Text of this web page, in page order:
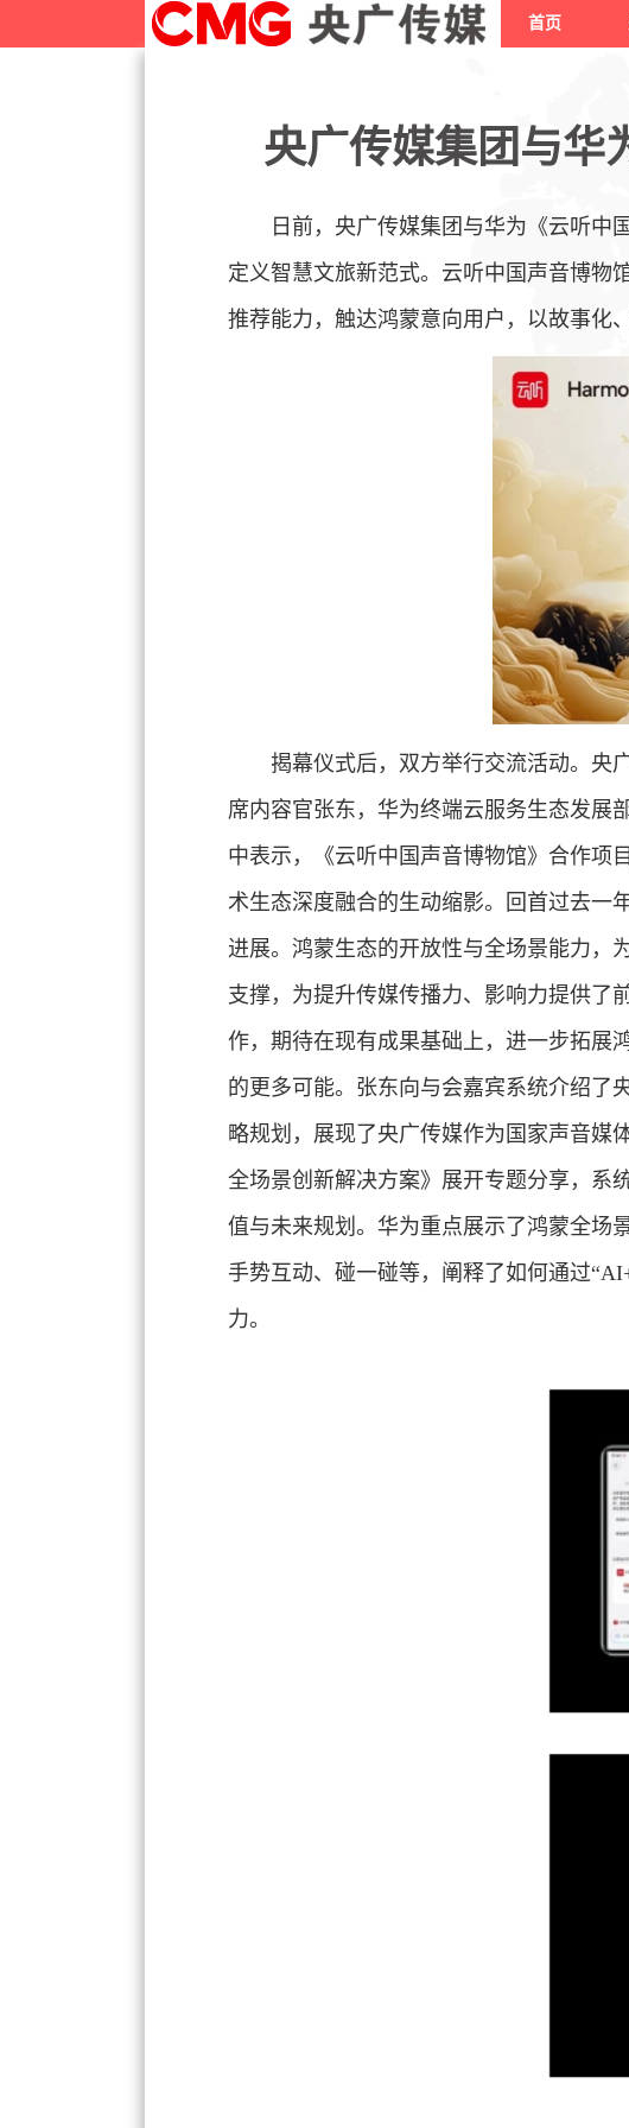
首页
央广传媒集团与华
日前，央广传媒集团与华为《云听中
定义智慧文旅新范式。云听中国声音博物
推荐能力，触达鸿蒙意向用户，以故事化
揭幕仪式后，双方举行交流活动。央
席内容官张东，华为终端云服务生态发展
中表示，《云听中国声音博物馆》合作项
术生态深度融合的生动缩影。回首过去一
进展。鸿蒙生态的开放性与全场景能力，
支撑，为提升传媒传播力、影响力提供了
作，期待在现有成果基础上，进一步拓展
的更多可能。张东向与会嘉宾系统介绍了
略规划，展现了央广传媒作为国家声音媒
全场景创新解决方案》展开专题分享，系
值与未来规划。华为重点展示了鸿蒙全
手势互动、碰一碰等，阐释了如何通过
力。